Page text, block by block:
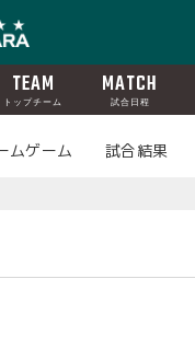
TEAM
トップチーム
MATCH
試合日程
ムゲーム 試合結果